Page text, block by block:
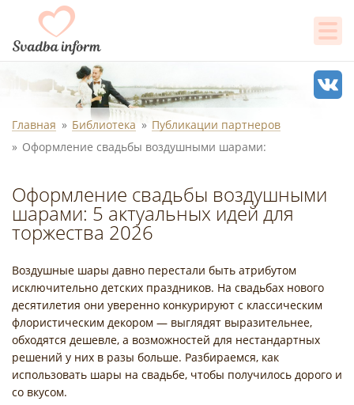
Главная Библиотека
Публикации партнеров
Оформление свадьбы воздушными шарами:
Оформление свадьбы воздушными
шарами: 5 актуальных идей для
торжества 2026
Воздушные шары давно перестали быть атрибутом
исключительно детских праздников. На свадьбах нового
десятилетия они уверенно конкурируют с классическим
флористическим декором — выглядят выразительнее,
обходятся дешевле, а возможностей для нестандартных
решений у них в разы больше. Разбираемся, как
использовать шары на свадьбе, чтобы получилось дорого и
со вкусом.